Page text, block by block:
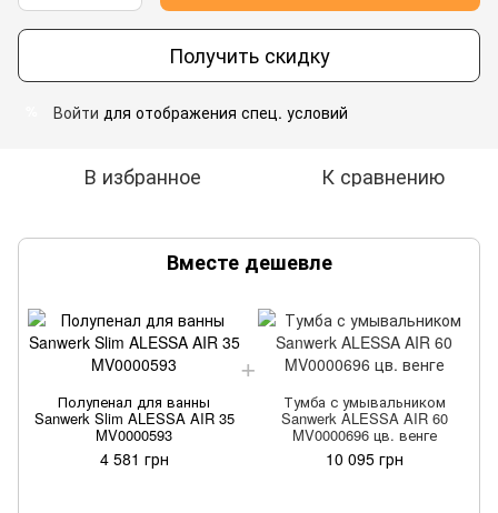
Получить скидку
Войти для отображения спец. условий
В избранное К сравнению
Вместе дешевле
Полупенал для ванны
Sanwerk Slim ALESSA AIR 35
MV0000593
4 581 грн
Тумба с умывальником
Sanwerk ALESSA AIR 60
MV0000696 цв. венге
10 095 грн